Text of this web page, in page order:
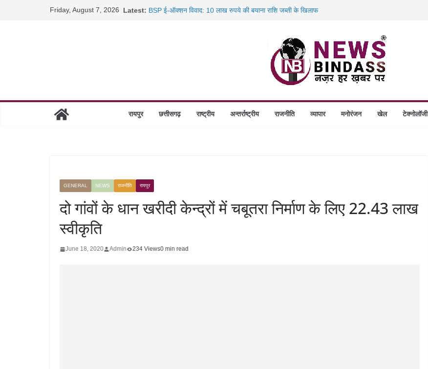
Friday, August 7, 2026 Latest: BSP ई-ऑक्शन विवाद: 10 लाख रुपये की बयाना राशि जब्ती के खिलाफ
छत्तीसगढ़ में 1460 गोधाम होंगे स्थापित, हर विकासखंड के 10 उत्कृष्ट गोठानों
साइबर ठगी पर दुर्ग पुलिस का बड़ा एक्शन: 13 म्यूल बैंक खाताधारक गिरफ्तार
रायपुर छत्तीसगढ़ राष्ट्रीय अन्तर्राष्ट्रीय राजनीति व्यापार मनोरंजन खेल टेक्नोलॉजी
GENERAL NEWS राजनीति रायपुर
दो गांवों के धान खरीदी केन्द्रों में चबूतरा निर्माण के लिए 22.43 लाख
स्वीकृति
June 18, 2020 Admin 234 Views0 min read